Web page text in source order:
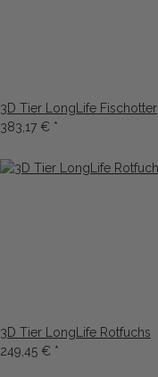
3D Tier LongLife Fischotter
383,17 € *
3D Tier LongLife Rotfuchs
249,45 € *